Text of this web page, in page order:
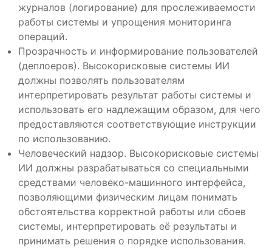
журналов (логирование) для прослеживаемости
работы системы и упрощения мониторинга
операций.
Прозрачность и информирование пользователей
(деплоеров). Высокорисковые системы ИИ
должны позволять пользователям
интерпретировать результат работы системы и
использовать его надлежащим образом, для чего
предоставляются соответствующие инструкции
по использованию.
Человеческий надзор. Высокорисковые системы
ИИ должны разрабатываться со специальными
средствами человеко-машинного интерфейса,
позволяющими физическим лицам понимать
обстоятельства корректной работы или сбоев
системы, интерпретировать её результаты и
принимать решения о порядке использования.